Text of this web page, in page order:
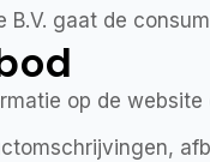
B.V. gaat de
op de